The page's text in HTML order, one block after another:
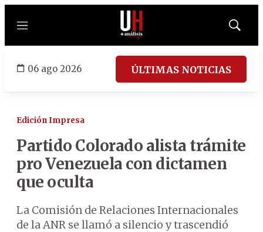
Menú
Mostrar
06 ago 2026 ÚLTIMAS NOTICIAS
Edición Impresa
Partido Colorado alista trámite
pro Venezuela con dictamen
que oculta
La Comisión de Relaciones Internacionales
de la ANR se llamó a silencio y trascendió